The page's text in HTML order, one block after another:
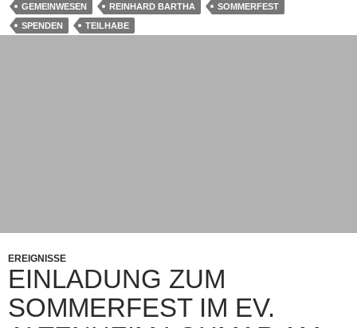
GEMEINWESEN
REINHARD BARTHA
SOMMERFEST
SPENDEN
TEILHABE
EREIGNISSE
EINLADUNG ZUM
SOMMERFEST IM EV.